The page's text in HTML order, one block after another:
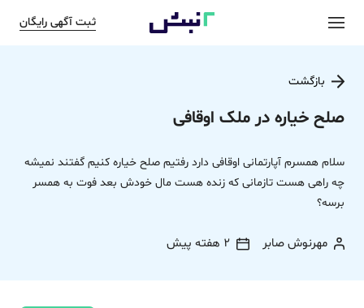
ثبت آگهی رایگان
بازگشت
صلح خیاره در ملک اوقافی
سلام همسرم آپارتمانی اوقافی دارد رفتیم صلح خیاره کنیم گفتند نمیشه
چه راهی هست تازمانی که زنده هست مال خودش بعد فوت به همسر
برسه؟
مهرنوش صابر 2 هفته پیش